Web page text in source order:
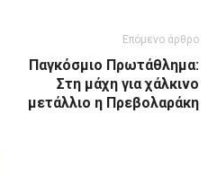
Επόμενο άρθρο
Παγκόσμιο Πρωτάθλημα:
Στη μάχη για χάλκινο
μετάλλιο η Πρεβολαράκη